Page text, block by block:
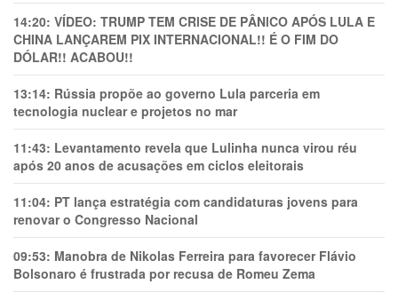
14:20: VÍDEO: TRUMP TEM CRlSE DE PÂNlCO APÓS LULA E
CHINA LANÇAREM PIX INTERNACIONAL!! É O FIM DO
DÓLAR!! ACABOU!!
13:14: Rússia propõe ao governo Lula parceria em
tecnologia nuclear e projetos no mar
11:43: Levantamento revela que Lulinha nunca virou réu
após 20 anos de acusações em ciclos eleitorais
11:04: PT lança estratégia com candidaturas jovens para
renovar o Congresso Nacional
09:53: Manobra de Nikolas Ferreira para favorecer Flávio
Bolsonaro é frustrada por recusa de Romeu Zema